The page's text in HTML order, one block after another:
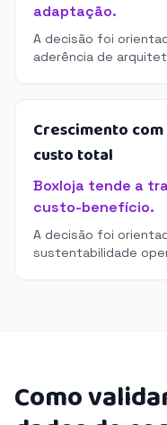
adaptação.
A decisão foi
aderência de
Crescimento
custo total
Boxloja tende a
custo-benefício.
A decisão foi
sustentabilidade
Como